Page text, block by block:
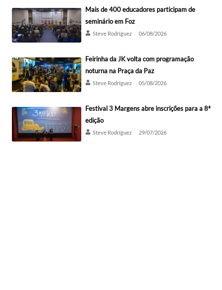
Mais de 400 educadores participam de
seminário em Foz
Steve Rodríguez 06/08/2026
Feirinha da JK volta com programação
noturna na Praça da Paz
Steve Rodríguez 05/08/2026
Festival 3 Margens abre inscrições para a 8ª
edição
Steve Rodríguez 29/07/2026